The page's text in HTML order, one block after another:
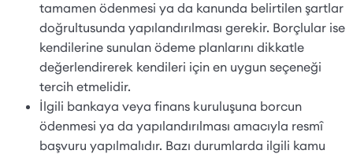
tamamen ödenmesi ya da kanunda belirtilen şartlar
doğrultusunda yapılandırılması gerekir. Borçlular ise
kendilerine sunulan ödeme planlarını dikkatle
değerlendirerek kendileri için en uygun seçeneği
tercih etmelidir.
İlgili bankaya veya finans kuruluşuna borcun
ödenmesi ya da yapılandırılması amacıyla resmî
başvuru yapılmalıdır. Bazı durumlarda ilgili kamu